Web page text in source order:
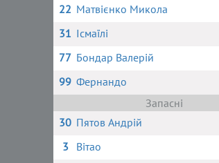
22 Матвієнко Микола
31 Ісмаїлі
77 Бондар Валерій
99 Фернандо
Запасні
30 Пятов Андрій
3
Вітао